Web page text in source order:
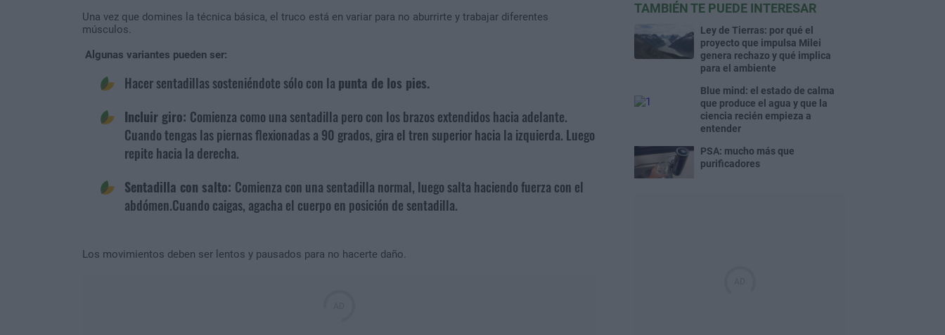
Una vez que domines la técnica básica, el truco está en variar para no aburrirte y trabajar diferentes
músculos.
Algunas variantes pueden ser:
Hacer sentadillas sosteniéndote sólo con la punta de los pies.
Incluir giro: Comienza como una sentadilla pero con los brazos extendidos hacia adelante.
Cuando tengas las piernas flexionadas a 90 grados, gira el tren superior hacia la izquierda. Luego
repite hacia la derecha.
Sentadilla con salto: Comienza con una sentadilla normal, luego salta haciendo fuerza con el
abdómen.Cuando caigas, agacha el cuerpo en posición de sentadilla.
Los movimientos deben ser lentos y pausados para no hacerte daño.
TAMBIÉN TE PUEDE INTERESAR
Ley de Tierras: por qué el
proyecto que impulsa Milei
genera rechazo y qué implica
para el ambiente
Blue mind: el estado de calma
que produce el agua y que la
ciencia recién empieza a
entender
PSA: mucho más que
purificadores